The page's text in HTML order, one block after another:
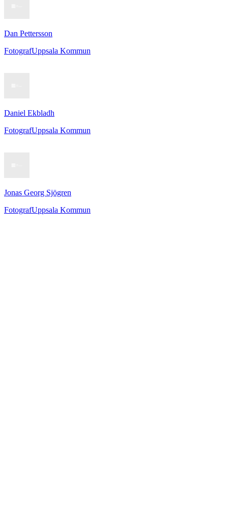
Dan Pettersson
FotografUppsala Kommun
Daniel Ekbladh
FotografUppsala Kommun
Jonas Georg Sjögren
FotografUppsala Kommun